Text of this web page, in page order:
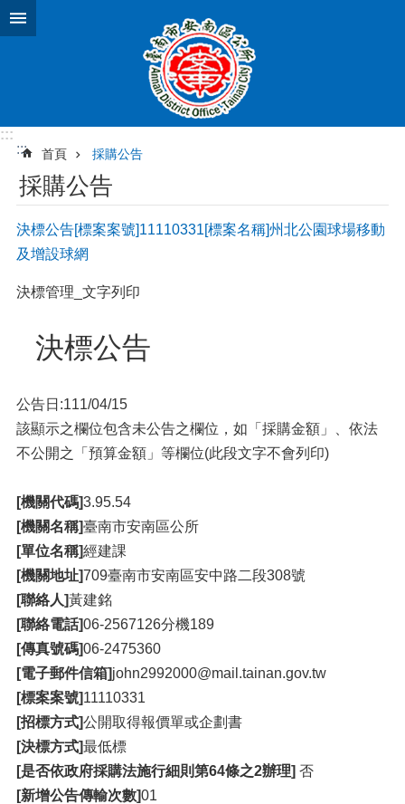
跳到主要內容區塊
:::
:::
首頁 採購公告
採購公告
決標公告[標案案號]11110331[標案名稱]州北公園球場移動
及增設球網
決標管理_文字列印
決標公告
公告日:111/04/15
該顯示之欄位包含未公告之欄位，如「採購金額」、依法
不公開之「預算金額」等欄位(此段文字不會列印)
[機關代碼]3.95.54
[機關名稱]臺南市安南區公所
[單位名稱]經建課
[機關地址]709臺南市安南區安中路二段308號
[聯絡人]黃建銘
[聯絡電話]06-2567126分機189
[傳真號碼]06-2475360
[電子郵件信箱]john2992000@mail.tainan.gov.tw
[標案案號]11110331
[招標方式]公開取得報價單或企劃書
[決標方式]最低標
[是否依政府採購法施行細則第64條之2辦理] 否
[新增公告傳輸次數]01